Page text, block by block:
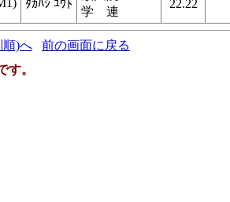
ﾀｶﾊｼ ﾕｳﾄ
学 連
22.22
順)へ
前の画面に戻る
す。